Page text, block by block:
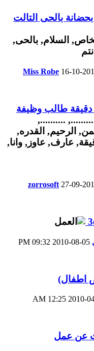
بالحى التالت
Miss Robe 16-10-
طالب وظيفة
zorrosoft 27-09-
09:32 PM
اطفال)
12:25 AM
عن عمل